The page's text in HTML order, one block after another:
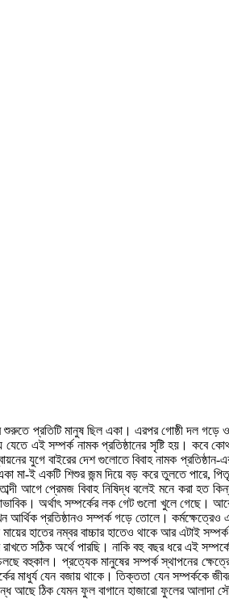
প্রতিটি মানুষ ছিল একা। এরপর গোষ্ঠী দল
এই সম্পর্ক নামক প্রতিষ্ঠানের সৃষ্টি হয়। কবে
যুগে বাইরের দেশ গুলোতে বিবাহ নামক
মা-ই একটি শিশুর জন্ম দিয়ে বড় করে তুলতে
আগে প্রেমজ বিবাহ নিষিদ্ধ বলেই মনে করা হত
অর্থাৎ সম্পর্কের লক গেট গুলো খুলে গেছে।
প্রতিষ্ঠানও সম্পর্ক গড়ে তোলে।
হাতের নম্বর বাচ্চার হাতেও থাকে আর এটাই
সঠিক অর্থে পারছি। নাকি বহু বছর ধরে এই
বহুকাল। প্রত্যেক মানুষের সম্পর্ক স্থাপনের
মাধুর্য যেন বজায় থাকে। তিক্ততা যেন সম্পর্ককে
আছে ঠিক যেমন ফুল বাগানে হাজারো ফুলের আলাদা